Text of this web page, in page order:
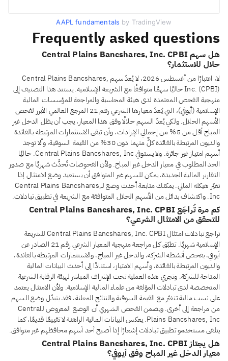
AAPL fundamentals by TradingView
Frequently asked questions
هل سهم Central Plains Bancshares, Inc. CPBI
حلال للاستثمار؟
لا، اعتبارًا من أغسطس 2026، لا يُعدّ سهم Central Plains Bancshares,
Inc. (CPBI) حاليًا سهمًا متوافقًا مع الشريعة الإسلامية. يستند هذا التصنيف إلى
منهجية الفحص المعتمدة لدى هيئة المحاسبة والمراجعة للمؤسسات المالية
الإسلامية (أيوفي)، التي يُعدّ معيارها الشرعي رقم 21 المرجع العالمي الأبرز لفحص
الأسهم الحلال. ولكي يُعدّ السهم حلالًا وفق هذا المعيار، يجب أن يظل الدخل غير
المباح أقل من 5% من إجمالي الإيرادات، وأن تبقى الاستثمارات المرتبطة بالفائدة
والديون المرتبطة بالفائدة كلٌّ منهما دون 30% من القيمة السوقية، وألا توجد
أسهم امتياز غير جائزة. ولا يستوفي Central Plains Bancshares, Inc. حاليًا
الحد المطلوب في معيار الدخل غير المباح. ولأن الفحوصات تُحدَّث شهريًا مع صدور
التقارير المالية الجديدة، يمكن للسهم غير المتوافق أن يستعيد وضع الامتثال إذا
تغيّر هيكله المالي. يمكنك متابعة أحدث وضع لـCentral Plains Bancshares,
Inc. واكتشاف بدائل من الأسهم الحلال المتوافقة مع الشريعة في تطبيق تبادلات.
كم مرة تُراجَع Central Plains Bancshares, Inc. CPBI
للتحقق من الامتثال الشرعي؟
تراجع تبادلات امتثال Central Plains Bancshares, Inc. CPBI للشريعة
الإسلامية شهريًا. تطبّق كل مراجعة منهجية المعيار الشرعي رقم 21 الصادر عن
أيوفي، بفحص أنشطة الشركة، والدخل غير المباح، والاستثمارات المرتبطة بالفائدة،
والديون المرتبطة بالفائدة، وأسهم الامتياز، استنادًا إلى أحدث البيانات المالية
المتاحة للشركة. وتجري هذه العملية تحت الإشراف المباشر لهيئة الرقابة الشرعية
المتخصصة لدى تبادلات المؤلفة من علماء المالية الإسلامية. ولأن الامتثال يعتمد
على نسب مالية تتغيّر مع القيمة السوقية والنتائج المعلنة، فقد يتبدّل وضع السهم
من مراجعة إلى أخرى. ويضمن الفحص الشهري أن الوضع المعروض لـCentral
Plains Bancshares, Inc. يعكس البيانات المالية الراهنة لا تقييمًا قديمًا، كما
يتلقى مستخدمو تطبيق تبادلات إشعارًا إذا أصبح أحد أسهم محافظهم غير متوافق.
هل يجتاز Central Plains Bancshares, Inc. CPBI
معيار الدخل غير المباح وفق أيوفي؟